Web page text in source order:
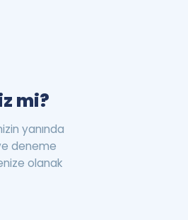
mi?
yanında
deneme
olanak